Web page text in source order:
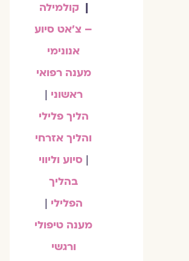
| קולמילה
– צ'אט סיוע
אנונימי
מענה רפואי
ראשוני |
הליך פלילי
והליך אזרחי
| סיוע וליווי
בהליך
הפלילי |
מענה טיפולי
ורגשי